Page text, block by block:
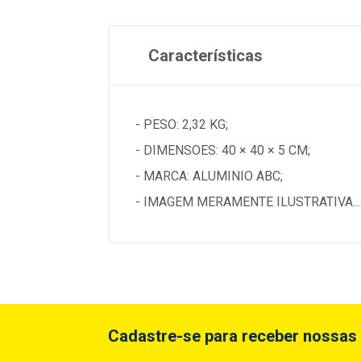
Características
- PESO: 2,32 KG;
- DIMENSOES: 40 × 40 × 5 CM;
- MARCA: ALUMINIO ABC;
- IMAGEM MERAMENTE ILUSTRATIVA....
Cadastre-se para receber